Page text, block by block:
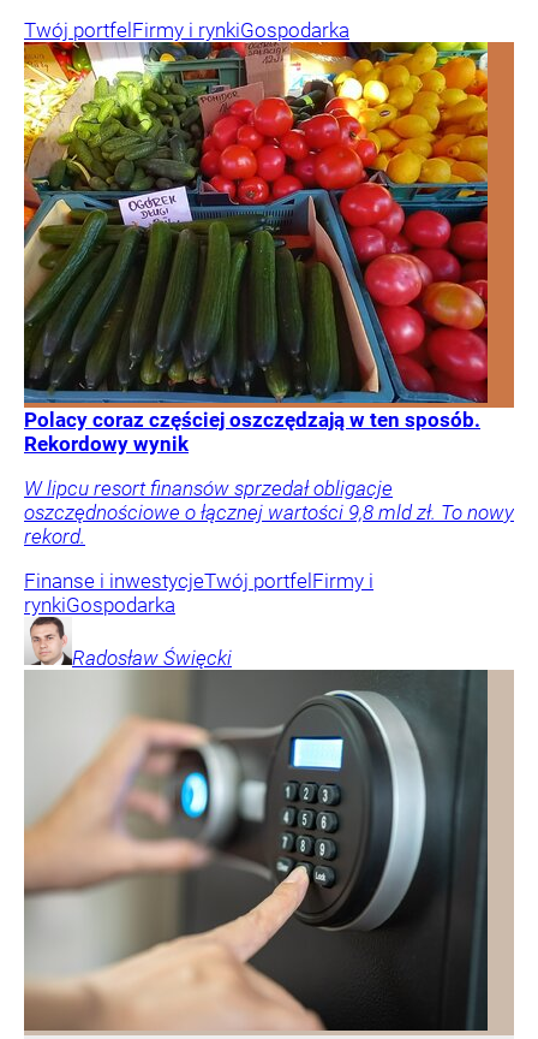
Twój portfel Firmy i rynkiGospodarka
Polacy coraz częściej oszczędzają w ten sposób.
Rekordowy wynik
W lipcu resort finansów sprzedał obligacje
oszczędnościowe o łącznej wartości 9,8 mld zł. To nowy
rekord.
Finanse i inwestycjeTwój portfel Firmy i
rynkiGospodarka
Radosław Święcki